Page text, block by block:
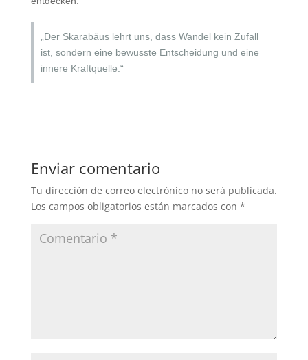
„Der Skarabäus lehrt uns, dass Wandel kein Zufall
ist, sondern eine bewusste Entscheidung und eine
innere Kraftquelle.“
Enviar comentario
Tu dirección de correo electrónico no será publicada.
Los campos obligatorios están marcados con *